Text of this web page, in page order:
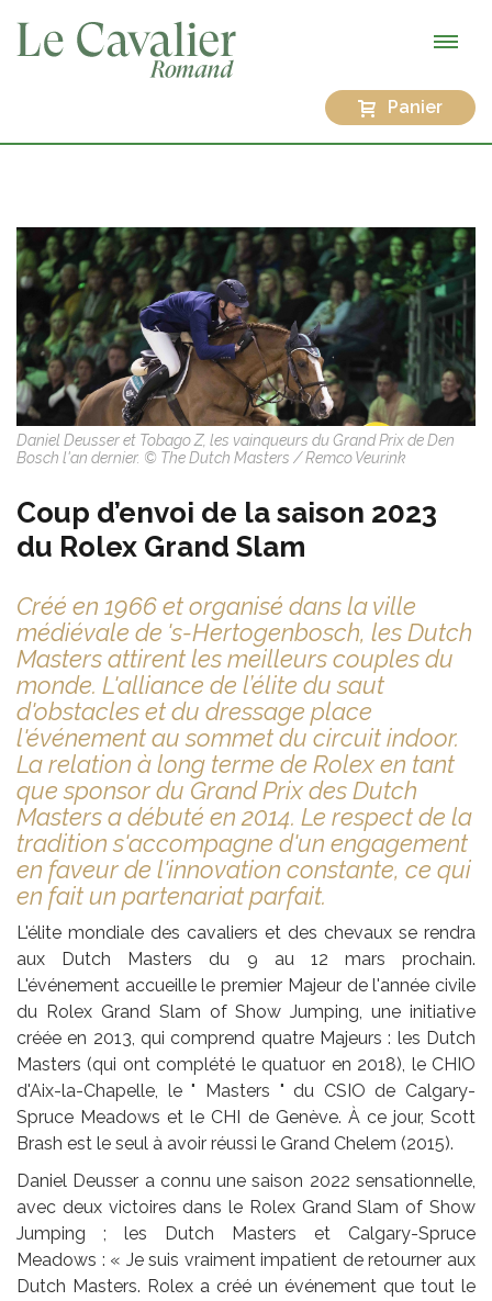
Panier
Daniel Deusser et Tobago Z, les vainqueurs du Grand Prix de Den
Bosch l'an dernier. © The Dutch Masters / Remco Veurink
Coup d’envoi de la saison 2023
du Rolex Grand Slam
Créé en 1966 et organisé dans la ville
médiévale de 's-Hertogenbosch, les Dutch
Masters attirent les meilleurs couples du
monde. L'alliance de l’élite du saut
d'obstacles et du dressage place
l'événement au sommet du circuit indoor.
La relation à long terme de Rolex en tant
que sponsor du Grand Prix des Dutch
Masters a débuté en 2014. Le respect de la
tradition s'accompagne d'un engagement
en faveur de l'innovation constante, ce qui
en fait un partenariat parfait.
L'élite mondiale des cavaliers et des chevaux se rendra
aux Dutch Masters du 9 au 12 mars prochain.
L'événement accueille le premier Majeur de l'année civile
du Rolex Grand Slam of Show Jumping, une initiative
créée en 2013, qui comprend quatre Majeurs : les Dutch
Masters (qui ont complété le quatuor en 2018), le CHIO
d'Aix-la-Chapelle, le " Masters " du CSIO de Calgary-
Spruce Meadows et le CHI de Genève. À ce jour, Scott
Brash est le seul à avoir réussi le Grand Chelem (2015).
Daniel Deusser a connu une saison 2022 sensationnelle,
avec deux victoires dans le Rolex Grand Slam of Show
Jumping ; les Dutch Masters et Calgary-Spruce
Meadows : « Je suis vraiment impatient de retourner aux
Dutch Masters. Rolex a créé un événement que tout le